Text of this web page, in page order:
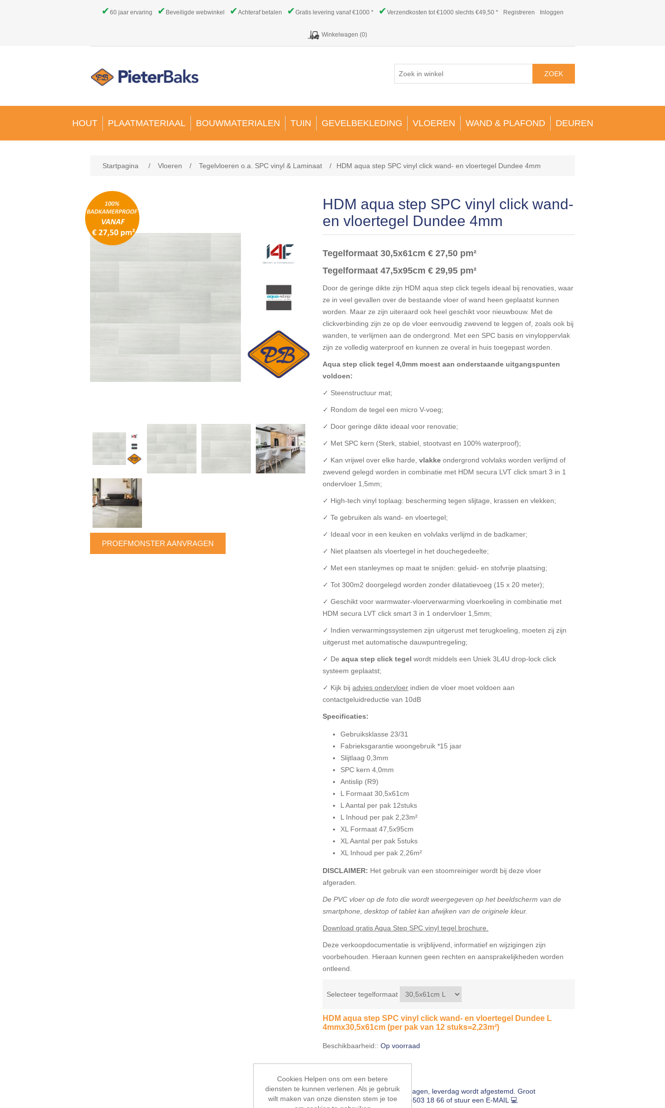
✔60 jaar ervaring ✔ Beveiligde webwinkel ✔Achteraf betalen ✔Gratis levering vanaf €1000 * ✔Verzendkosten tot €1000 slechts €49,50 * Registreren Inloggen
Winkelwagen (0)
ZOEK
HOUT PLAATMATERIAAL BOUWMATERIALEN TUIN GEVELBEKLEDING VLOEREN WAND & PLAFOND DEUREN
Startpagina / Vloeren / Tegelvloeren o.a. SPC vinyl & Laminaat / HDM aqua step SPC vinyl click wand- en vloertegel Dundee 4mm
PROEFMONSTER AANVRAGEN
HDM aqua step SPC vinyl click wand-
en vloertegel Dundee 4mm
Tegelformaat 30,5x61cm € 27,50 pm²
Tegelformaat 47,5x95cm € 29,95 pm²
Door de geringe dikte zijn HDM aqua step click tegels ideaal bij renovaties, waar
ze in veel gevallen over de bestaande vloer of wand heen geplaatst kunnen
worden. Maar ze zijn uiteraard ook heel geschikt voor nieuwbouw. Met de
clickverbinding zijn ze op de vloer eenvoudig zwevend te leggen of, zoals ook bij
wanden, te verlijmen aan de ondergrond. Met een SPC basis en vinyloppervlak
zijn ze volledig waterproof en kunnen ze overal in huis toegepast worden.
Aqua step click tegel 4,0mm moest aan onderstaande uitgangspunten
voldoen:
✓ Steenstructuur mat;
✓ Rondom de tegel een micro V-voeg;
✓ Door geringe dikte ideaal voor renovatie;
✓ Met SPC kern (Sterk, stabiel, stootvast en 100% waterproof);
✓ Kan vrijwel over elke harde,vlakke ondergrond volvlaks worden verlijmd of
zwevend gelegd worden in combinatie met HDM secura LVT click smart 3 in 1
ondervloer 1,5mm;
✓ High-tech vinyl toplaag: bescherming tegen slijtage, krassen en vlekken;
✓ Te gebruiken als wand- en vloertegel;
✓ Ideaal voor in een keuken en volvlaks verlijmd in de badkamer;
✓ Niet plaatsen als vloertegel in het douchegedeelte;
✓ Met een stanleymes op maat te snijden: geluid- en stofvrije plaatsing;
✓ Tot 300m2 doorgelegd worden zonder dilatatievoeg (15 x 20 meter);
✓ Geschikt voor warmwater-vloerverwarming vloerkoeling in combinatie met
HDM secura LVT click smart 3 in 1 ondervloer 1,5mm;
✓ Indien verwarmingssystemen zijn uitgerust met terugkoeling, moeten zij zijn
uitgerust met automatische dauwpuntregeling;
✓ Deaqua step click tegelwordt middels een Uniek 3L4U drop-lock click
systeem geplaatst;
✓ Kijk bijadvies ondervloer indien de vloer moet voldoen aan
contactgeluidreductie van 10dB
Specificaties:
Gebruiksklasse 23/31
Fabrieksgarantie woongebruik *15 jaar
Slijtlaag 0,3mm
SPC kern 4,0mm
Antislip (R9)
L Formaat 30,5x61cm
L Aantal per pak 12stuks
L Inhoud per pak 2,23m²
XL Formaat 47,5x95cm
XL Aantal per pak 5stuks
XL Inhoud per pak 2,26m²
DISCLAIMER: Het gebruik van een stoomreiniger wordt bij deze vloer
afgeraden.
De PVC vloer op de foto die wordt weergegeven op het beeldscherm van de
smartphone, desktop of tablet kan afwijken van de originele kleur.
Download gratis Aqua Step SPC vinyl tegel brochure.
Deze verkoopdocumentatie is vrijblijvend, informatief en wijzigingen zijn
voorbehouden. Hieraan kunnen geen rechten en aansprakelijkheden worden
ontleend.
Selecteer tegelformaat
HDM aqua step SPC vinyl click wand- en vloertegel Dundee L
4mmx30,5x61cm (per pak van 12 stuks=2,23m²)
Beschikbaarheid:: Op voorraad
Leveringsdatum: 5-10 werkdagen, leverdag wordt afgestemd. Groot
bouwproject🔨? BEL ☎ 076-503 18 66 of stuur een E-MAIL 💻
Cookies Helpen ons om een betere
diensten te kunnen verlenen. Als je gebruik
wilt maken van onze diensten stem je toe